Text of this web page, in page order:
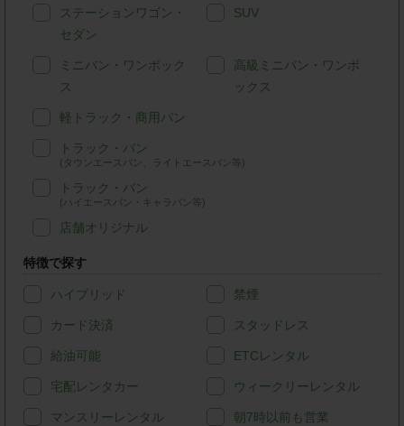
ステーションワゴン・
セダン
SUV
ミニバン・ワンボック
ス
高級ミニバン・ワンボ
ックス
軽トラック・商用バン
トラック・バン
(タウンエースバン、ライトエースバン等)
トラック・バン
(ハイエースバン・キャラバン等)
店舗オリジナル
特徴で探す
ハイブリッド 禁煙
カード決済 スタッドレス
給油可能 ETCレンタル
宅配レンタカー ウィークリーレンタル
マンスリーレンタル 朝7時以前も営業